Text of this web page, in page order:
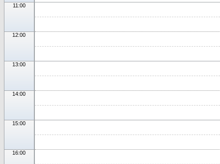
11:00
12:00
13:00
14:00
15:00
16:00